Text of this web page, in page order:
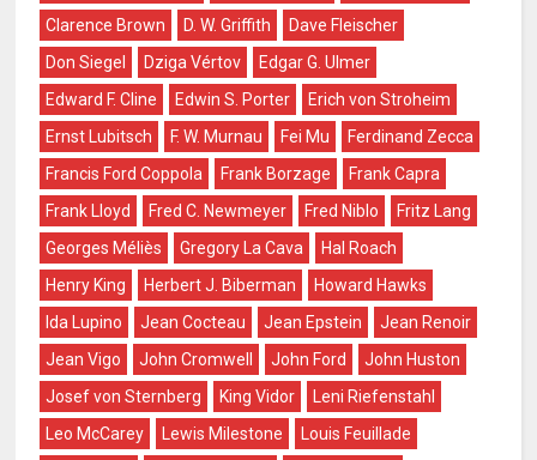
Clarence Brown
D. W. Griffith
Dave Fleischer
Don Siegel
Dziga Vértov
Edgar G. Ulmer
Edward F. Cline
Edwin S. Porter
Erich von Stroheim
Ernst Lubitsch
F. W. Murnau Fei Mu
Ferdinand Zecca
Francis Ford Coppola
Frank Borzage
Frank Capra
Frank Lloyd
Fred C. Newmeyer Fred Niblo
Fritz Lang
Georges Méliès
Gregory La Cava
Hal Roach
Henry King
Herbert J. Biberman
Howard Hawks
Ida Lupino
Jean Cocteau Jean Epstein
Jean Renoir
Jean Vigo
John Cromwell John Ford
John Huston
Josef von Sternberg
King Vidor
Leni Riefenstahl
Leo McCarey
Lewis Milestone
Louis Feuillade